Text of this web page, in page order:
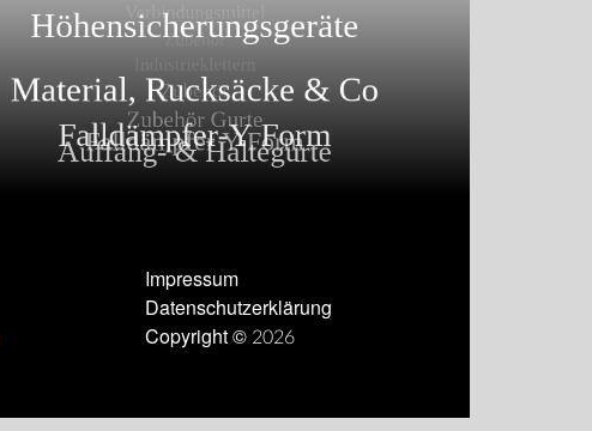
Impressum
Datenschutzerklärung
Copyright © 2026